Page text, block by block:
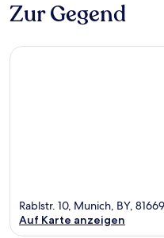
Zur Gegend
Rablstr. 10, Munich, BY, 81669
Auf Karte anzeigen